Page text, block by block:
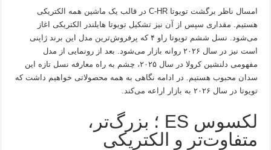
امسال ناظر برگشت تویوتا C-HR در قالب یک ماشین همه الکتریکی
هستیم. مقداری سپس از آن نیز تشکیل تویوتا هایلندر الکتریکی اغاز
می‌شود. نسل ششم تویوتا راو ۴ که پرفروش‌ترین مدل این برند ژاپنی
است نیز در سال ۲۰۲۶ روانه بازار می‌شود. بعد از رونمایی از مدل
مفهومی دلنشین کرولا در سال ۲۰۲۵، چشم به راه معارفه نسل تازه این
سدان محبوب هستیم. در ادامه نگاهی به همه محصولاتی خواهیم داشت که
تویوتا در سال ۲۰۲۶ به بازار اراعه می‌کند.
لکسوس ES ؛ بزرگ‌تر،
متفاوت‌تر و الکتریکی